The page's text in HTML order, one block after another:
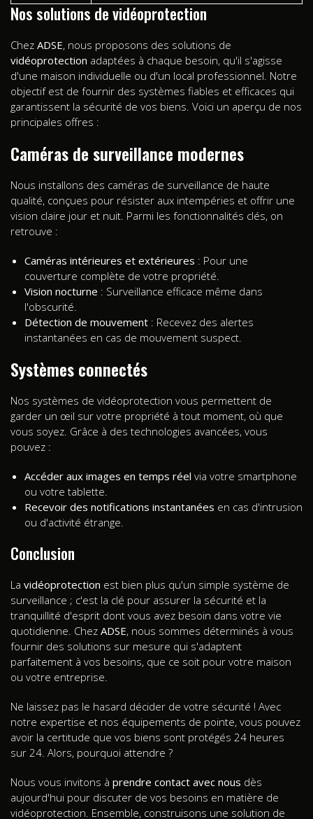
Nos solutions de vidéoprotection
Chez ADSE, nous proposons des solutions de
vidéoprotection adaptées à chaque besoin, qu'il s'agisse
d'une maison individuelle ou d'un local professionnel. Notre
objectif est de fournir des systèmes fiables et efficaces qui
garantissent la sécurité de vos biens. Voici un aperçu de nos
principales offres :
Caméras de surveillance modernes
Nous installons des caméras de surveillance de haute
qualité, conçues pour résister aux intempéries et offrir une
vision claire jour et nuit. Parmi les fonctionnalités clés, on
retrouve :
Caméras intérieures et extérieures : Pour une
couverture complète de votre propriété.
Vision nocturne : Surveillance efficace même dans
l'obscurité.
Détection de mouvement : Recevez des alertes
instantanées en cas de mouvement suspect.
Systèmes connectés
Nos systèmes de vidéoprotection vous permettent de
garder un œil sur votre propriété à tout moment, où que
vous soyez. Grâce à des technologies avancées, vous
pouvez :
Accéder aux images en temps réel via votre smartphone
ou votre tablette.
Recevoir des notifications instantanées en cas d'intrusion
ou d'activité étrange.
Conclusion
La vidéoprotection est bien plus qu'un simple système de
surveillance ; c'est la clé pour assurer la sécurité et la
tranquillité d'esprit dont vous avez besoin dans votre vie
quotidienne. Chez ADSE, nous sommes déterminés à vous
fournir des solutions sur mesure qui s'adaptent
parfaitement à vos besoins, que ce soit pour votre maison
ou votre entreprise.
Ne laissez pas le hasard décider de votre sécurité ! Avec
notre expertise et nos équipements de pointe, vous pouvez
avoir la certitude que vos biens sont protégés 24 heures
sur 24. Alors, pourquoi attendre ?
Nous vous invitons à prendre contact avec nous dès
aujourd'hui pour discuter de vos besoins en matière de
vidéoprotection. Ensemble, construisons une solution de